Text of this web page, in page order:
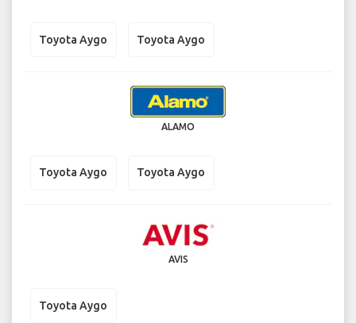
Toyota Aygo Toyota Aygo
ALAMO
Toyota Aygo Toyota Aygo
AVIS
Toyota Aygo